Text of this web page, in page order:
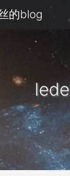
的blog
lede